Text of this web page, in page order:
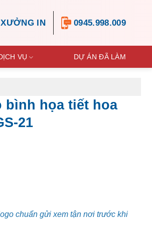
XƯỞNG IN 0945.998.009
VỤ DỰ ÁN ĐÃ LÀM
bình họa tiết hoa
21
chuẩn gửi xem tận nơi trước khi